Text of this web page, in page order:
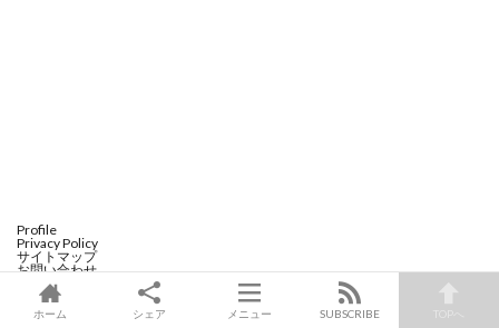
Profile
Privacy Policy
サイトマップ
お問い合わせ
[サイト制作協力]
CREATIVE HOUSE
ホーム シェア メニュー SUBSCRIBE